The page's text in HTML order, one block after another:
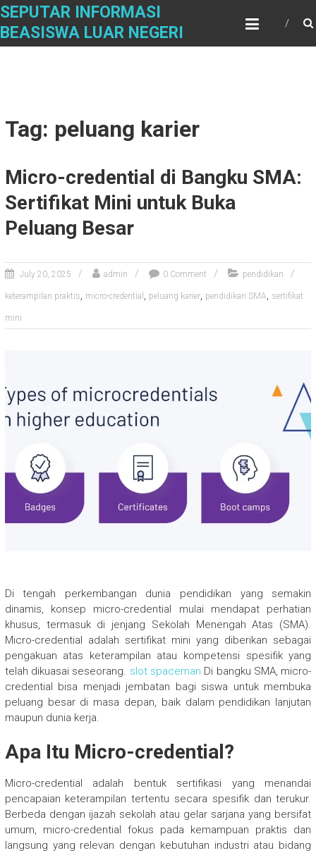
Skip
content
SEPUTAR INFORMASI
BEASISWA LUAR NEGERI
Tag: peluang karier
Micro-credential di Bangku SMA:
Sertifikat Mini untuk Buka
Peluang Besar
July 20, 2025 admin 0 Comment pendidikan
keterampilan praktis, micro-credential , peluang karier, pendidikan SMA, sertifikat
mini
Di tengah perkembangan dunia pendidikan yang semakin
dinamis, konsep micro-credential mulai mendapat perhatian
khusus, termasuk di jenjang Sekolah Menengah Atas (SMA).
Micro-credential adalah sertifikat mini yang diberikan sebagai
pengakuan atas keterampilan atau kompetensi spesifik yang
telah dikuasai seseorang. slot spaceman Di bangku SMA, micro-
credential bisa menjadi jembatan bagi siswa untuk membuka
peluang besar di masa depan, baik dalam pendidikan lanjutan
maupun dunia kerja.
Apa Itu Micro-credential?
Micro-credential adalah bentuk sertifikasi yang menandai
pencapaian keterampilan tertentu secara spesifik dan terukur.
Berbeda dengan ijazah sekolah atau gelar sarjana yang bersifat
umum, micro-credential fokus pada kemampuan praktis dan
langsung yang relevan dengan kebutuhan industri atau bidang